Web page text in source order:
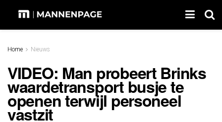
Home Nieuws
VIDEO: Man probeert Brinks
waardetransport busje te
openen terwijl personeel
vastzit